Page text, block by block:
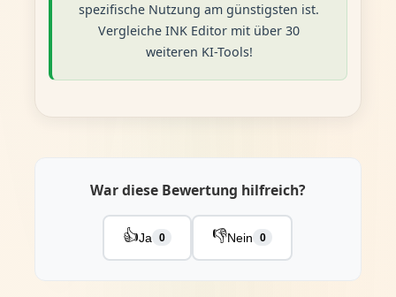
spezifische Nutzung am günstigsten ist.
Vergleiche INK Editor mit über 30
weiteren KI-Tools!
War diese Bewertung hilfreich?
👍Ja 0 👎Nein 0